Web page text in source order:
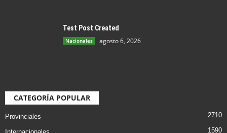
Test Post Created
Nacionales agosto 6, 2026
CATEGORÍA POPULAR
Provinciales 2710
1590